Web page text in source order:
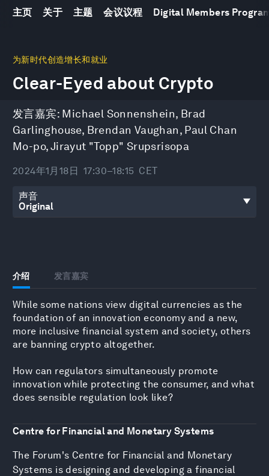
主页 关于 主题 会议议程 Digital Members
为新时代创造增长和就业
Clear-Eyed about Crypto
发言嘉宾: Michael Sonnenshein, Brad
Garlinghouse, Brendan Vaughan, Paul Chan
Mo-po,Jirayut "Topp" Srupsrisopa
2024年1月18日 17:30–18:15 CET
声音
介绍 发言嘉宾
While some nations view digital currencies as the
foundation of an innovation economy and a new,
more inclusive financial system and society, others
are banning crypto altogether.
How can regulators simultaneously promote
innovation while protecting the consumer, and what
does sensible regulation look like?
Centre for Financial and Monetary Systems
The Forum's Centre for Financial and Monetary
Systems is designing and developing a financial
seconds
46
minutes,
seconds